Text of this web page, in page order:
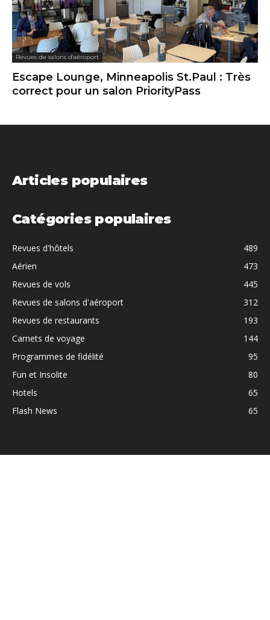
Revues de salons d'aéroport
Escape Lounge, Minneapolis St.Paul : Très
correct pour un salon PriorityPass
Articles populaires
Catégories populaires
Revues d'hôtels
489
Aérien
473
Revues de vols
445
Revues de salons d'aéroport
312
Revues de restaurants
193
Carnets de voyage
144
Programmes de fidélité
95
Fun et Insolite
80
Hotels
65
Flash News
65